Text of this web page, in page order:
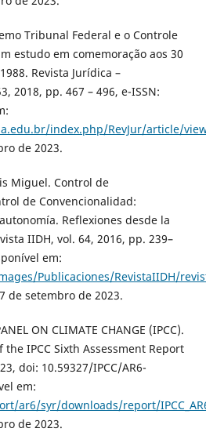
Tribunal Federal e o Controle
estudo em comemoração aos 30
Revista Jurídica –
2018, pp. 467 – 496, e-ISSN:
index.php/RevJur/article/
de 2023.
Miguel. Control de
de Convencionalidad:
Reflexiones desde la
IIDH, vol. 64, 2016, pp. 239–
em:
Publicaciones/RevistaIIDH/
de setembro de 2023.
ON CLIMATE CHANGE (IPCC).
the IPCC Sixth Assessment Report
doi: 10.59327/IPCC/AR6-
em:
ar6/syr/downloads/report/
de 2023.